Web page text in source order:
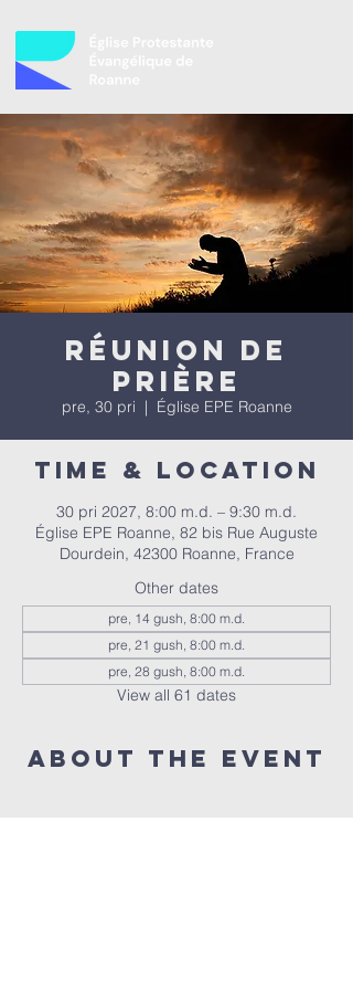
Réunion de
prière
pre, 30 pri
  |
Église EPE Roanne
Time & Location
30 pri 2027, 8:00 m.d. – 9:30 m.d.
Église EPE Roanne, 82 bis Rue Auguste
Dourdein, 42300 Roanne, France
Other dates
pre, 14 gush, 8:00 m.d.
pre, 21 gush, 8:00 m.d.
pre, 28 gush, 8:00 m.d.
View all 61 dates
About the event